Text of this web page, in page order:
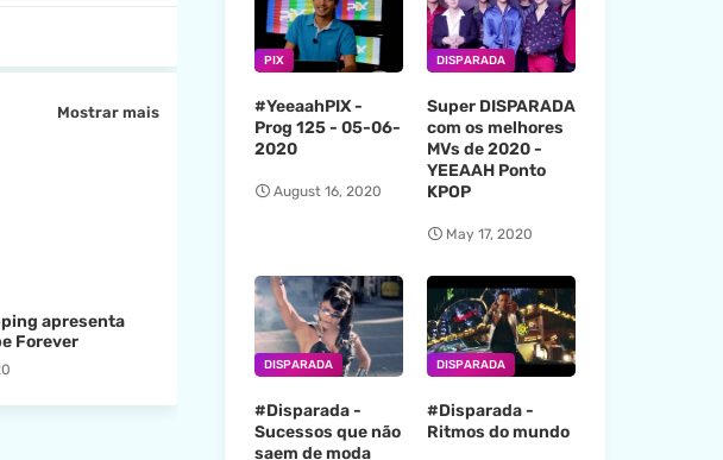
Mostrar mais
apresenta
Forever
PIX
#YeeaahPIX -
Prog 125 - 05-06-
2020
August 16, 2020
DISPARADA
Super DISPARADA
com os melhores
MVs de 2020 -
YEEAAH Ponto
KPOP
May 17, 2020
DISPARADA
#Disparada -
Sucessos que não
saem de moda
DISPARADA
#Disparada -
Ritmos do mundo